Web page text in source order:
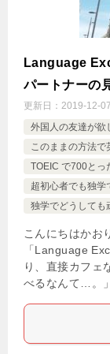
Language
パートナーの
更新日： 2019-12-07
外国人の友達が欲
このままの方法で
TOEIC で700とっ
超初心者でも独学
独学でどうしても
こんにちはかお
「Language
り、直接カフェ
べるなんて…。